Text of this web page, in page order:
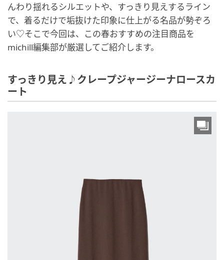
んわり揺れるシルエットや、すっきり見えするライン
で、着るだけで垢抜けた印象に仕上がる名品が勢ぞろ
い♡そこで今回は、この春おすすめの注目商品を
michill編集部が厳選してご紹介します。
すっきり見え♪クレープジャージーナロースカ
ート